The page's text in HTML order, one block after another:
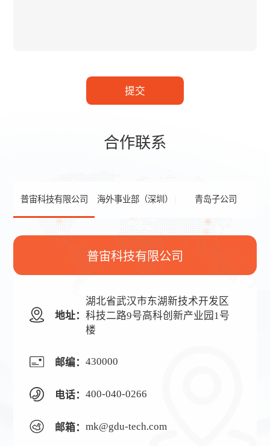
提交
合作联系
普宙科技有限公司 海外事业部（深圳） 青岛子公司
普宙科技有限公司
地址：
湖北省武汉市东湖新技术开发区
科技二路9号高科创新产业园1号
楼
邮编：430000
电话：400-040-0266
邮箱：mk@gdu-tech.com